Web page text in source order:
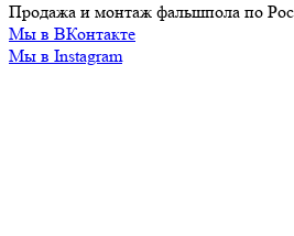
Продажа и монтаж фальшпола по
Мы в ВКонтакте
Мы в Instagram